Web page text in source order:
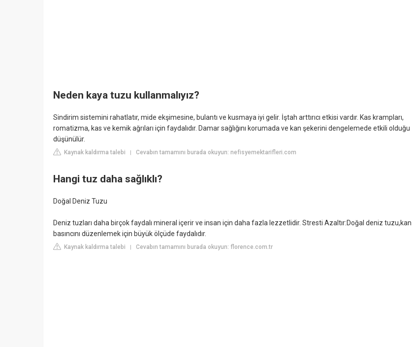
Neden kaya tuzu kullanmalıyız?
Sindirim sistemini rahatlatır, mide ekşimesine, bulantı ve kusmaya iyi gelir. İştah arttırıcı etkisi vardır. Kas krampları,
romatizma, kas ve kemik ağrıları için faydalıdır. Damar sağlığını korumada ve kan şekerini dengelemede etkili olduğu
düşünülür.
Kaynak kaldırma talebi Cevabın tamamını burada okuyun: nefisyemektarifleri.com
Hangi tuz daha sağlıklı?
Doğal Deniz Tuzu
Deniz tuzları daha birçok faydalı mineral içerir ve insan için daha fazla lezzetlidir. Stresti Azaltır:Doğal deniz tuzu,kan
basıncını düzenlemek için büyük ölçüde faydalıdır.
Kaynak kaldırma talebi Cevabın tamamını burada okuyun: florence.com.tr